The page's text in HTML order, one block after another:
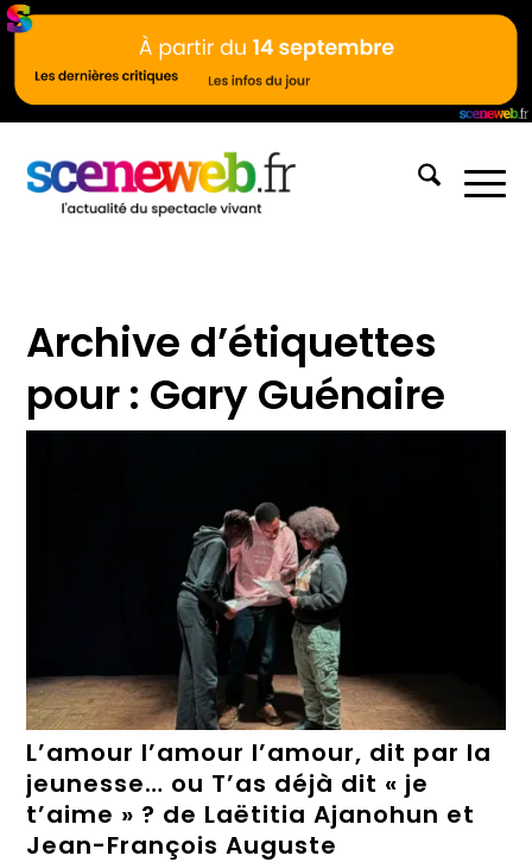
Archive d’étiquettes
pour : Gary Guénaire
L’amour l’amour l’amour, dit par la
jeunesse… ou T’as déjà dit « je
t’aime » ? de Laëtitia Ajanohun et
Jean-François Auguste